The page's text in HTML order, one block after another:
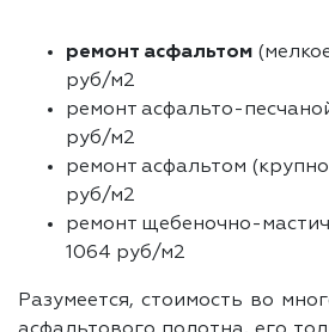
ремонт асфальтом
руб/м2
ремонт асфальто-
руб/м2
ремонт асфальтом
руб/м2
ремонт щебеночно-
1064 руб/м2
Разумеется, стоимость во